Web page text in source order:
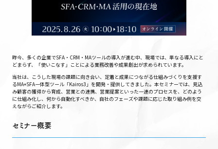
昨今、多くの企業でSFA・CRM・MAツールの導入が進む中、現場では、単なる導入にと
どまらず、「使いこなす」ことによる業務改善や成果創出が求められています。
当社は、こうした現場の課題に向き合い、定着と成果につながる仕組みづくりを支援す
るMA+SFA一体型ツール「Kairos3」を開発・提供してきました。本セミナーでは、見込
み顧客の獲得から育成、営業との連携、営業提案といった一連のプロセスを、どのよう
に仕組み化し、何から自動化すべきか、自社のフェーズや課題に応じた取り組み例を交
えながらご紹介します。
セミナー概要